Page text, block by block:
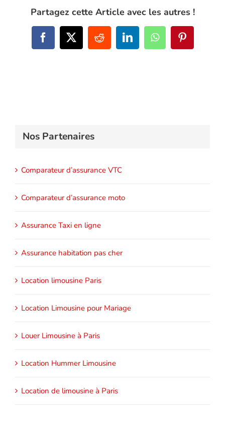
Partagez cette Article avec les autres !
Facebook
X RedditLinkedInWhatsAppPinterest
Nos Partenaires
Comparateur d’assurance VTC
Comparateur d’assurance moto
Assurance Taxi en ligne
Assurance habitation pas cher
Location limousine Paris
Location Limousine pour Mariage
Louer Limousine à Paris
Location Hummer Limousine
Location de limousine à Paris